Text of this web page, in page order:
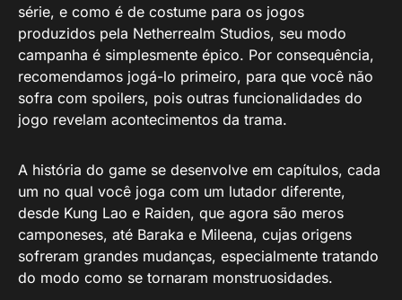
série, e como é de costume para os jogos
produzidos pela Netherrealm Studios, seu modo
campanha é simplesmente épico. Por consequência,
recomendamos jogá-lo primeiro, para que você não
sofra com spoilers, pois outras funcionalidades do
jogo revelam acontecimentos da trama.
A história do game se desenvolve em capítulos, cada
um no qual você joga com um lutador diferente,
desde Kung Lao e Raiden, que agora são meros
camponeses, até Baraka e Mileena, cujas origens
sofreram grandes mudanças, especialmente tratando
do modo como se tornaram monstruosidades.